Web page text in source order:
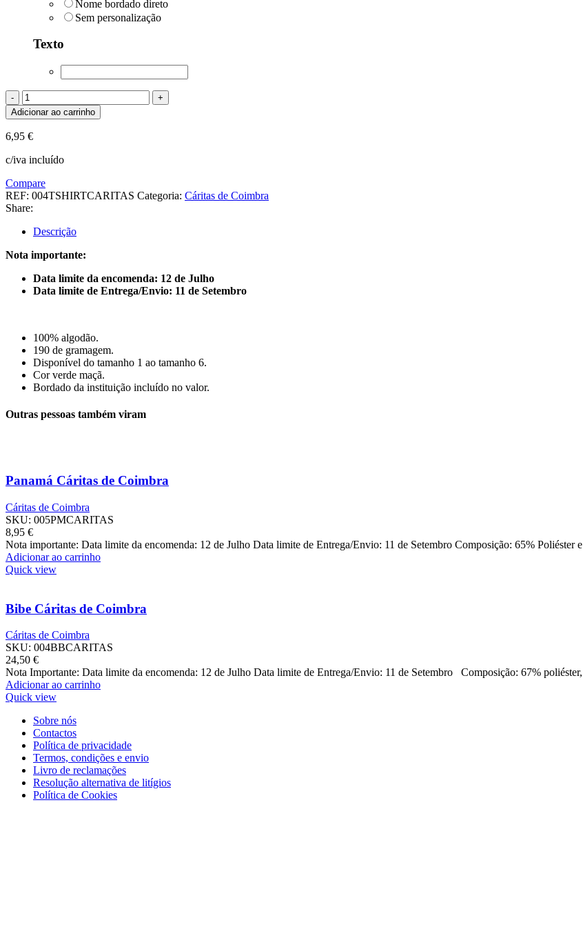
Nome bordado direto
Sem personalização
Texto
T-
shirt
Cáritas
de
quantidade
Adicionar ao carrinho
6,95 €
c/iva incluído
Compare
REF: 004TSHIRTCARITAS Categoria: Cáritas de Coimbra
Share:
Descrição
Nota importante:
Data limite da encomenda: 12 de Julho
Data limite de Entrega/Envio: 11 de Setembro
100% algodão.
190 de gramagem.
Disponível do tamanho 1 ao tamanho 6.
Cor verde maçã.
Bordado da instituição incluído no valor.
Outras pessoas também viram
Panamá Cáritas de Coimbra
Cáritas de Coimbra
SKU: 005PMCARITAS
8,95 €
Nota importante: Data limite da encomenda: 12 de Julho Data limite de Entrega/Envio: 11 de Setembro Composição: 65% Poliéster e
Adicionar ao carrinho
Quick view
Bibe Cáritas de Coimbra
Cáritas de Coimbra
SKU: 004BBCARITAS
24,50 €
Nota Importante: Data limite da encomenda: 12 de Julho Data limite de Entrega/Envio: 11 de Setembro Composição: 67% poliéster,
Adicionar ao carrinho
Quick view
Sobre nós
Contactos
Política de privacidade
Termos, condições e envio
Livro de reclamações
Resolução alternativa de litígios
Política de Cookies